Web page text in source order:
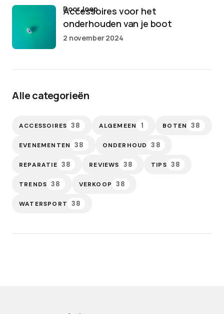
Accessoires voor het
onderhouden van je boot
door Joep
2 november 2024
Alle categorieën
ACCESSOIRES 38 ALGEMEEN 1 BOTEN 38
EVENEMENTEN 38 ONDERHOUD 38
REPARATIE 38 REVIEWS 38 TIPS 38
TRENDS 38 VERKOOP 38
WATERSPORT 38